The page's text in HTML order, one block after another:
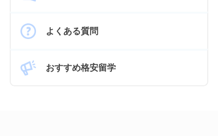
よくある質問
おすすめ格安留学